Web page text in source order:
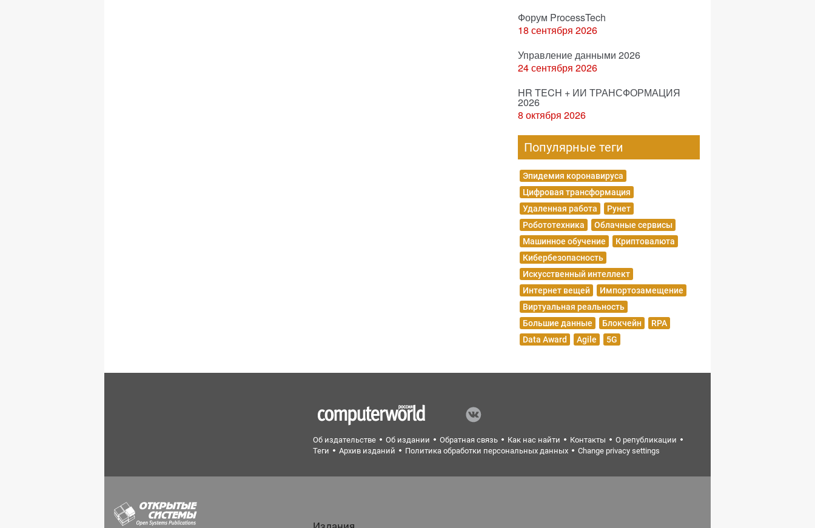
Форум ProcessTech
18 сентября 2026
Управление данными 2026
24 сентября 2026
HR TECH + ИИ ТРАНСФОРМАЦИЯ
2026
8 октября 2026
Популярные теги
Эпидемия коронавируса
Цифровая трансформация
Удаленная работа
Рунет
Робототехника
Облачные сервисы
Машинное обучение
Криптовалюта
Кибербезопасность
Искусственный интеллект
Интернет вещей
Импортозамещение
Виртуальная реальность
Большие данные
Блокчейн
RPA
Data Award
Agile 5G
Об издательстве Об издании Обратная связь Как нас найти Контакты
О републикации
Теги
Архив изданий Политика обработки персональных данных Change privacy settings